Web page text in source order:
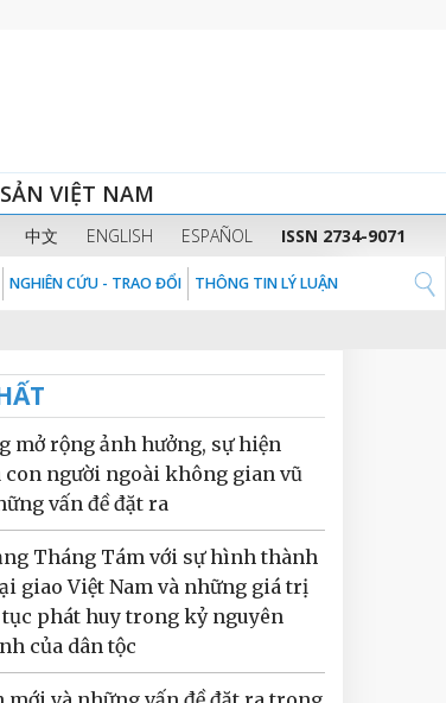
VIỆT NAM
中文 ENGLISH ESPAÑOL ISSN 2734-9071
NGHIÊN CỨU - TRAO ĐỔI THÔNG TIN LÝ LUẬN
mở rộng ảnh hưởng, sự hiện
con người ngoài không gian vũ
vấn đề đặt ra
Tháng Tám với sự hình thành
giao Việt Nam và những giá trị
phát huy trong kỷ nguyên
của dân tộc